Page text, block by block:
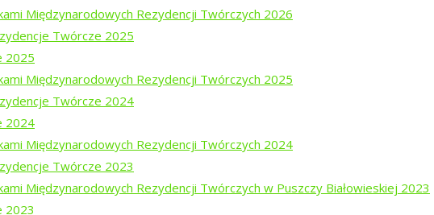
Międzynarodowych Rezydencji Twórczych 2026
Twórcze 2025
2025
Międzynarodowych Rezydencji Twórczych 2025
Twórcze 2024
2024
Międzynarodowych Rezydencji Twórczych 2024
Twórcze 2023
Międzynarodowych Rezydencji Twórczych w Puszczy Białowieskiej 2023
2023
Isajewem